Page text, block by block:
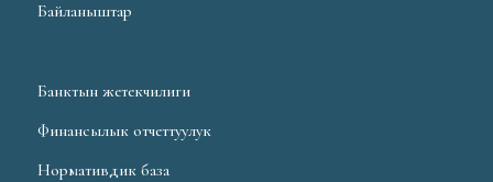
Байланыштар
Банктын жетекчилиги
Финансылык отчеттуулук
Нормативдик база